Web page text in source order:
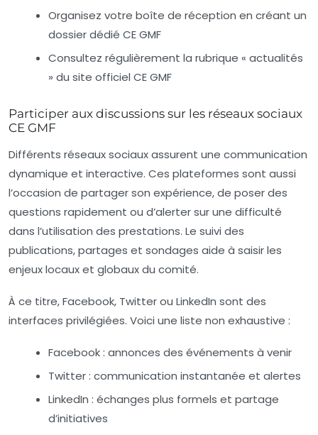
Organisez votre boîte de réception en créant un
dossier dédié CE GMF
Consultez régulièrement la rubrique « actualités
» du site officiel CE GMF
Participer aux discussions sur les réseaux sociaux
CE GMF
Différents réseaux sociaux assurent une communication
dynamique et interactive. Ces plateformes sont aussi
l’occasion de partager son expérience, de poser des
questions rapidement ou d’alerter sur une difficulté
dans l’utilisation des prestations. Le suivi des
publications, partages et sondages aide à saisir les
enjeux locaux et globaux du comité.
À ce titre, Facebook, Twitter ou LinkedIn sont des
interfaces privilégiées. Voici une liste non exhaustive :
Facebook : annonces des événements à venir
Twitter : communication instantanée et alertes
LinkedIn : échanges plus formels et partage
d’initiatives